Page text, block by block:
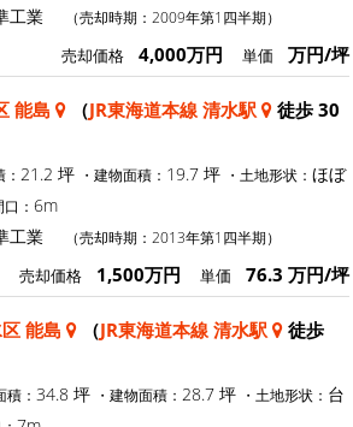
工業 （売却時期：2009年第1四半期）
売却価格 4,000万円 単価 万円/坪
能島 （JR東海道本線 清水駅
徒歩 30
21.2 坪 ・建物面積： 19.7 坪 ・土地形状： ほぼ
口： 6m
工業 （売却時期：2013年第1四半期）
売却価格 1,500万円 単価 76.3 万円/坪
能島 （JR東海道本線 清水駅
徒歩
積： 34.8 坪 ・建物面積： 28.7 坪 ・土地形状： 台